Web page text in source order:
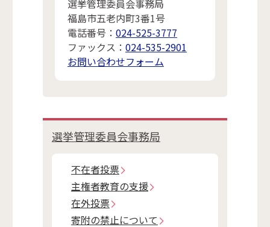
選挙管理委員会事務局
福島市五老内町3番1号
電話番号： 024-525-3777
ファックス： 024-535-2901
お問い合わせフォーム
選挙管理委員会事務局
不在者投票
主権者教育の支援
在外投票
寄附の禁止について